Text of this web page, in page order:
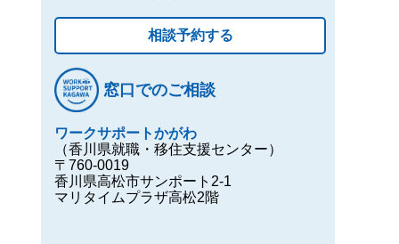
相談予約する
窓口でのご相談
ワークサポートかがわ
（香川県就職・移住支援センター）
〒760-0019
香川県高松市サンポート2-1
マリタイムプラザ高松2階